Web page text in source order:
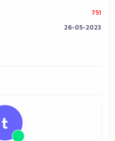
751
26-05-2023
t